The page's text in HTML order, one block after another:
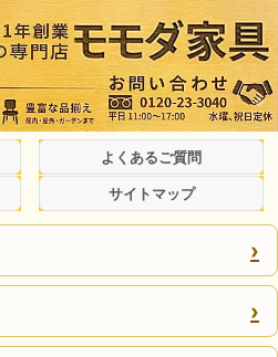
よくあるご質問
サイトマップ
›
›